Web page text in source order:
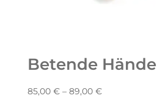
Betende Hände
85,00 €– 89,00 €